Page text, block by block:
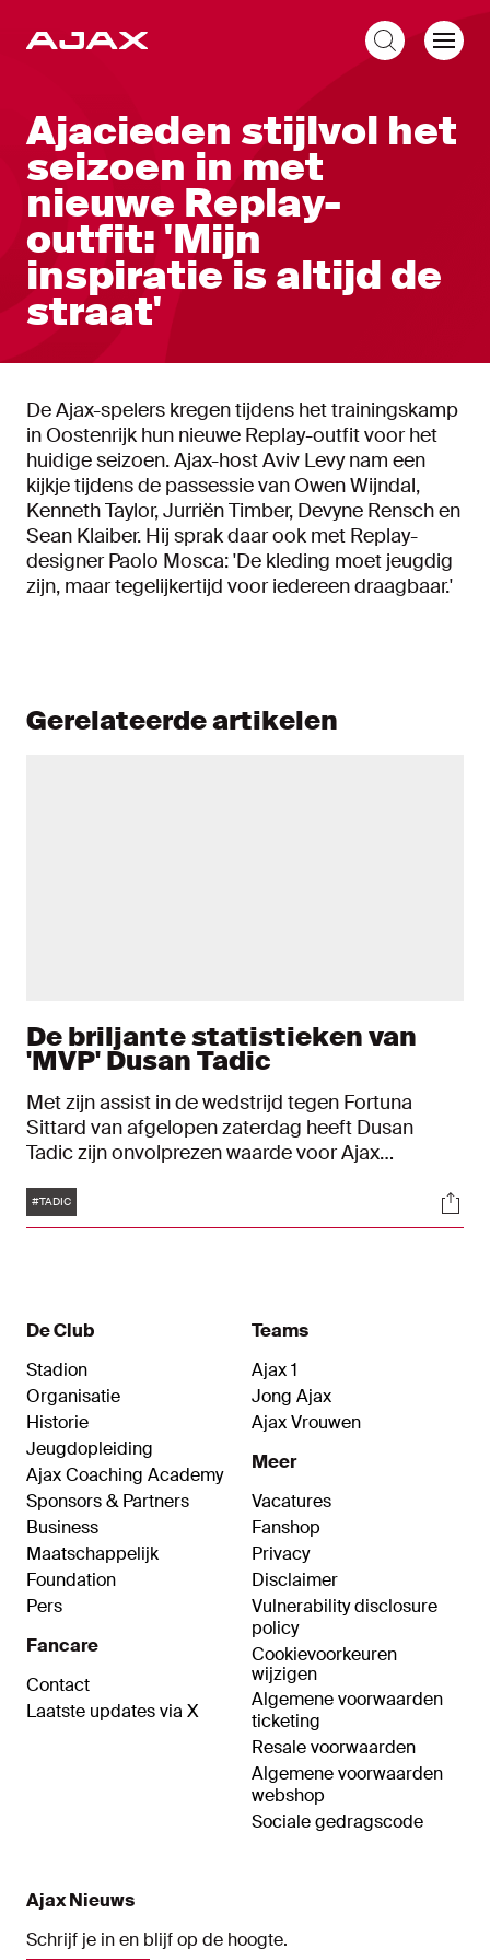
Ajacieden stijlvol het
seizoen in met
nieuwe Replay-
outfit: 'Mijn
inspiratie is altijd de
straat'
De Ajax-spelers kregen tijdens het trainingskamp
in Oostenrijk hun nieuwe Replay-outfit voor het
huidige seizoen. Ajax-host Aviv Levy nam een
kijkje tijdens de passessie van Owen Wijndal,
Kenneth Taylor, Jurriën Timber, Devyne Rensch en
Sean Klaiber. Hij sprak daar ook met Replay-
designer Paolo Mosca: 'De kleding moet jeugdig
zijn, maar tegelijkertijd voor iedereen draagbaar.'
Gerelateerde artikelen
De briljante statistieken van
'MVP' Dusan Tadic
Met zijn assist in de wedstrijd tegen Fortuna
Sittard van afgelopen zaterdag heeft Dusan
Tadic zijn onvolprezen waarde voor Ajax
bij Ajax is mede dankzij zijn rol als aangever bij de
1-3 van Brian Brobbey nu de onbetwiste 'most
Tags
#TADIC
De Club
Stadion
Organisatie
Historie
Jeugdopleiding
Ajax Coaching Academy
Sponsors & Partners
Business
Maatschappelijk
Foundation
Pers
Fancare
Contact
Laatste updates via X
Teams
Ajax 1
Jong Ajax
Ajax Vrouwen
Meer
Vacatures
Fanshop
Privacy
Disclaimer
Vulnerability disclosure
policy
Cookievoorkeuren
wijzigen
Algemene voorwaarden
ticketing
Resale voorwaarden
Algemene voorwaarden
webshop
Sociale gedragscode
Ajax Nieuws
Schrijf je in en blijf op de hoogte.